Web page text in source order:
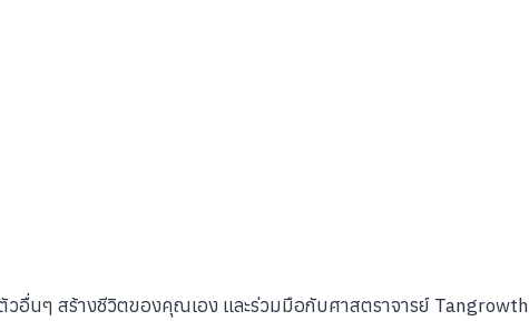
อื่นๆ สร้างชีวิตของคุณเอง และร่วมมือกับศาสตราจารย์ Tangrowth